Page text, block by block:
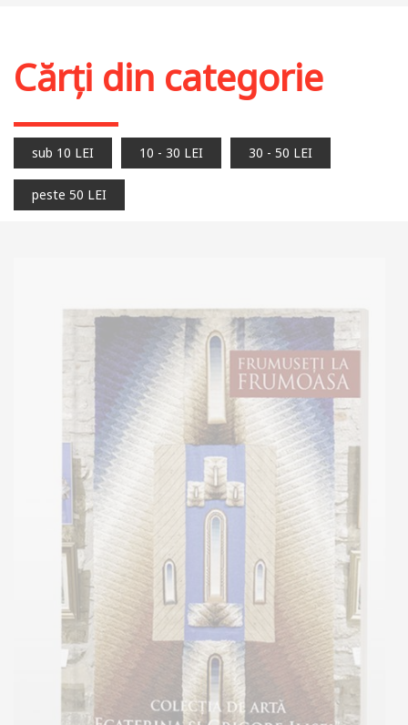
Cărți din categorie
sub 10 LEI 10 - 30 LEI 30 - 50 LEI
peste 50 LEI